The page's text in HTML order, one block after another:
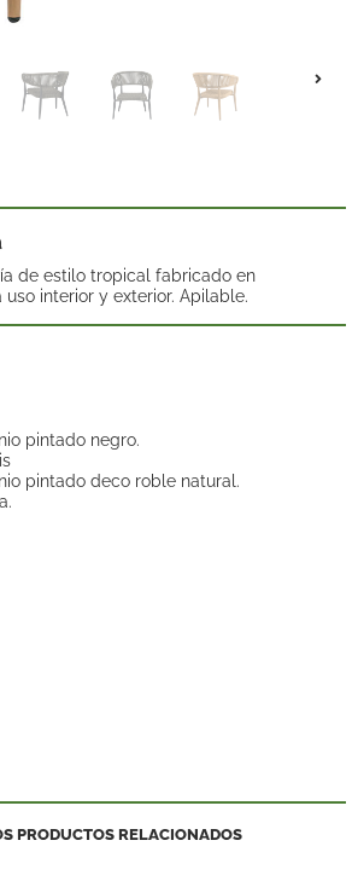
de estilo tropical fabricado en
interior y exterior. Apilable.
pintado negro.
pintado deco roble natural.
PRODUCTOS RELACIONADOS